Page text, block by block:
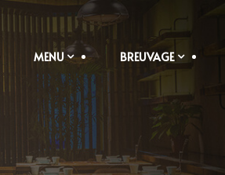
MENU BREUVAGE